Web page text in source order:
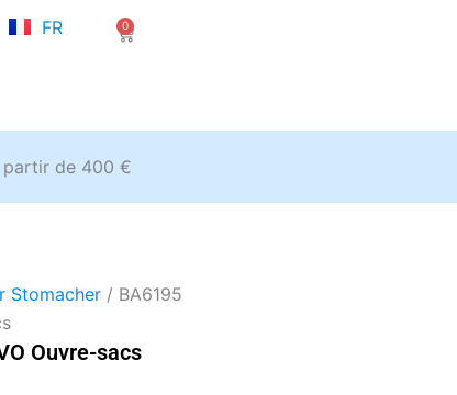
FR
EN
0
Panier
partir de 400 €
Stomacher / BA6195
Ouvre-sacs